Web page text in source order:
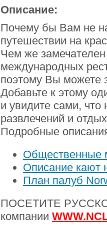
Описание:
Почему бы Вам не
путешествии на
Чем же
международных
поэтому Вы можете
Добавьте к этому
и увидите сами, что
развлечений и
Подробные
Общественные
Описание кают
План палуб
ПОСЕТИТЕ
компании